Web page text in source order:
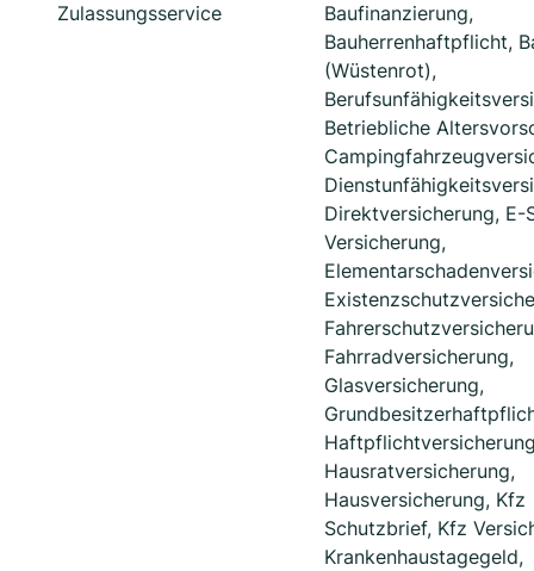
Zulassungsservice
Baufinanzierung,
Bauherrenhaftpflicht,
(Wüstenrot),
Betriebliche
Direktversicherung, E-
Versicherung,
Fahrradversicherung,
Glasversicherung,
Hausratversicherung,
Hausversicherung, Kfz
Schutzbrief, Kfz
Krankenhaustagegeld,